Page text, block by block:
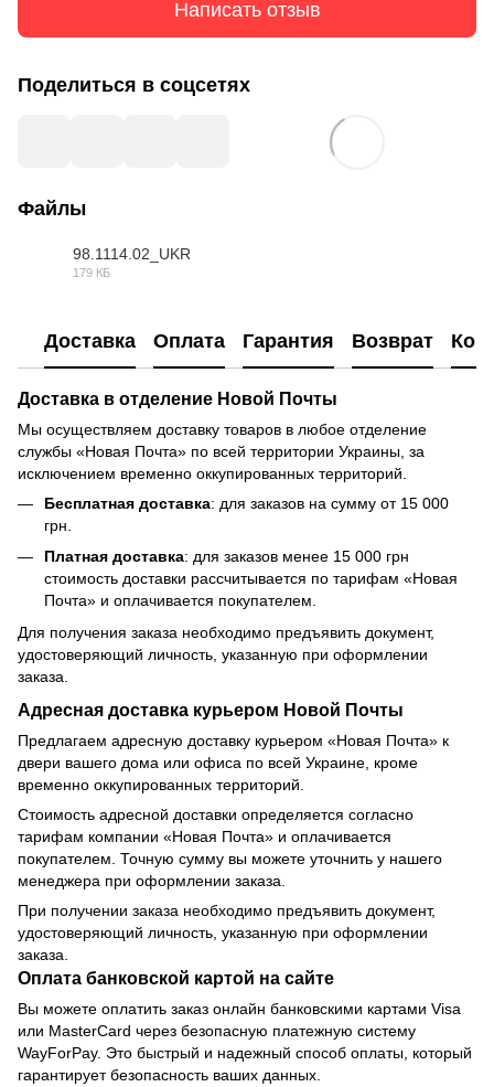
Написать отзыв
Поделиться в соцсетях
Файлы
98.1114.02_UKR
179 КБ
Доставка Оплата Гарантия Возврат
Доставка в отделение Новой Почты
Мы осуществляем доставку товаров в любое отделение
службы «Новая Почта» по всей территории Украины, за
исключением временно оккупированных территорий.
Бесплатная доставка: для заказов на сумму от 15 000
грн.
Платная доставка: для заказов менее 15 000 грн
стоимость доставки рассчитывается по тарифам «Новая
Почта» и оплачивается покупателем.
Для получения заказа необходимо предъявить документ,
удостоверяющий личность, указанную при оформлении
заказа.
Адресная доставка курьером Новой Почты
Предлагаем адресную доставку курьером «Новая Почта» к
двери вашего дома или офиса по всей Украине, кроме
временно оккупированных территорий.
Стоимость адресной доставки определяется согласно
тарифам компании «Новая Почта» и оплачивается
покупателем. Точную сумму вы можете уточнить у нашего
менеджера при оформлении заказа.
При получении заказа необходимо предъявить документ,
удостоверяющий личность, указанную при оформлении
заказа.
Оплата банковской картой на сайте
Вы можете оплатить заказ онлайн банковскими картами Visa
или MasterCard через безопасную платежную систему
WayForPay. Это быстрый и надежный способ оплаты, который
гарантирует безопасность ваших данных.